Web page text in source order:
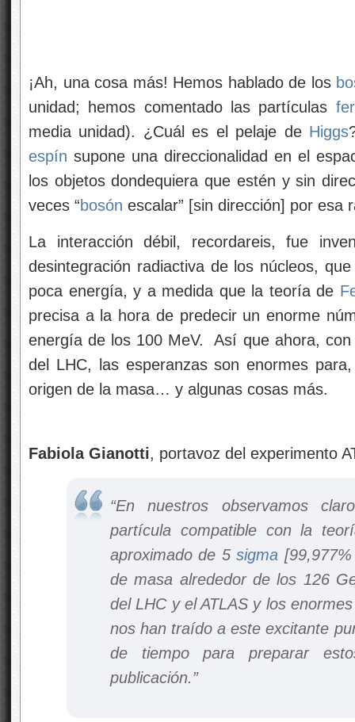
¡Ah, una cosa más! Hemos hablado de los
unidad; hemos comentado las partículas
media unidad). ¿Cuál es el pelaje de Higgs
espín supone una direccionalidad en el
los objetos dondequiera que estén y sin
veces “bosón escalar” [sin dirección] por esa
La interacción débil, recordareis, fue
desintegración radiactiva de los núcleos,
poca energía, y a medida que la teoría de
precisa a la hora de predecir un enorme
energía de los 100 MeV. Así que ahora,
del LHC, las esperanzas son enormes
origen de la masa… y algunas cosas más.
Fabiola Gianotti, portavoz del experimento
“En nuestros observamos
partícula compatible con la
aproximado de 5sigma
de masa alrededor de los 126
del LHC y el ATLAS y los
nos han traído a este excitante
de tiempo para preparar
publicación.”